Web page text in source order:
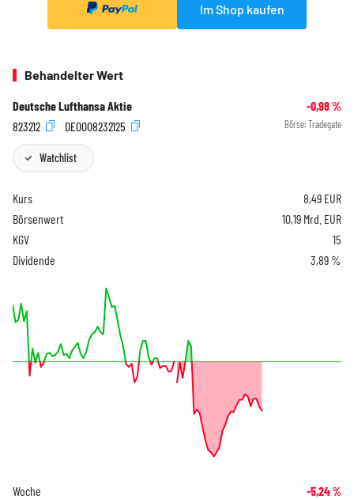
Im Shop kaufen
Behandelter Wert
Deutsche Lufthansa Aktie -0,98%
823212
DE0008232125 Börse: Tradegate
Watchlist
Kurs 8,49 EUR
Börsenwert
10,19 Mrd. EUR
KGV
15
Dividende
3,89 %
Woche -5,24%